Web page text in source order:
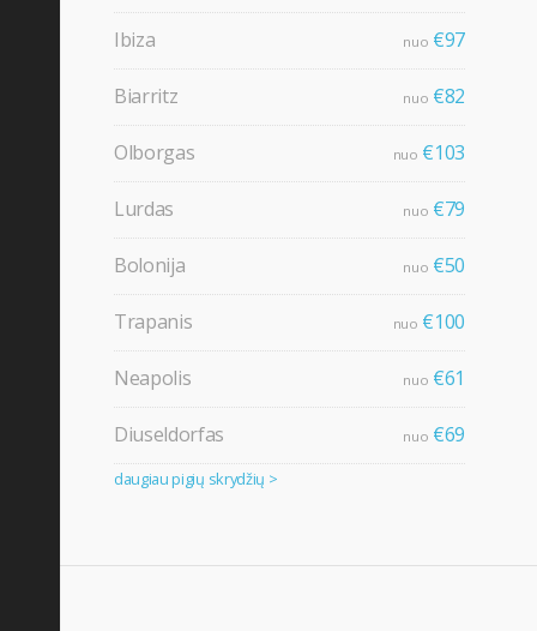
Ibiza nuo €97
Biarritz nuo €82
Olborgas nuo €103
Lurdas nuo €79
Bolonija nuo €50
Trapanis nuo €100
Neapolis nuo €61
Diuseldorfas nuo €69
daugiau pigių skrydžių >